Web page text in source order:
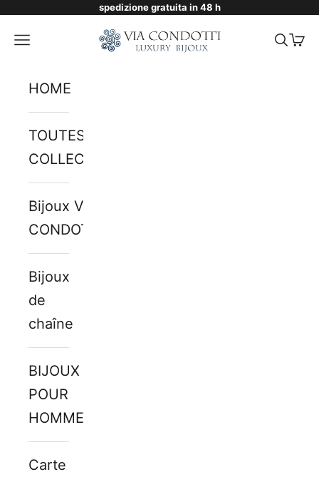
Passer au contenuspedizione gratuita in 48 h
Via Condotti Store
Menu
HOME
TOUTES LES
COLLECTIONS
Bijoux VIA
CONDOTTI
Bijoux
de
chaîne
BIJOUX
POUR
HOMMES
Carte